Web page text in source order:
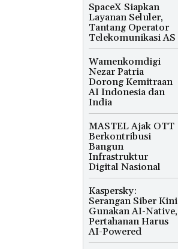
SpaceX Siapkan
Layanan Seluler,
Tantang Operator
Telekomunikasi AS
Wamenkomdigi
Nezar Patria
Dorong Kemitraan
AI Indonesia dan
India
MASTEL Ajak OTT
Berkontribusi
Bangun
Infrastruktur
Digital Nasional
Kaspersky:
Serangan Siber Kini
Gunakan AI-Native,
Pertahanan Harus
AI-Powered